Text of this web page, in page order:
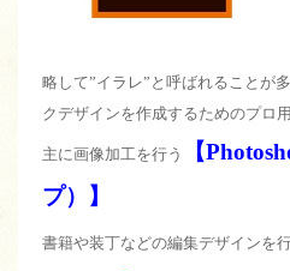
略して”イラレ”と呼ばれることが
クデザインを作成するためのプロ
主に画像加工を行う
【
プ）】
書籍や装丁などの編集デザインを